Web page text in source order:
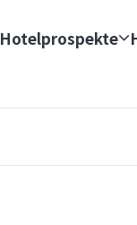
Hotelprospekte